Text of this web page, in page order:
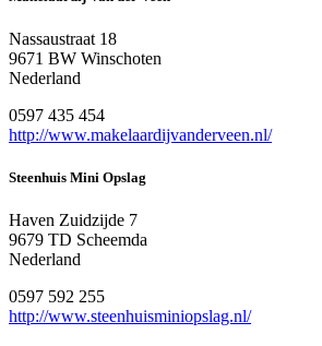
Nassaustraat 18
9671 BW Winschoten
Nederland
0597 435 454
http://www.makelaardijvanderveen.nl/
Steenhuis Mini Opslag
Haven Zuidzijde 7
9679 TD Scheemda
Nederland
0597 592 255
http://www.steenhuisminiopslag.nl/